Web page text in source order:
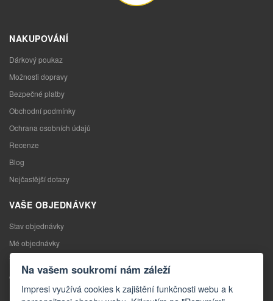
NAKUPOVÁNÍ
Dárkový poukaz
Možnosti dopravy
Bezpečné platby
Obchodní podmínky
Ochrana osobních údajů
Recenze
Blog
Nejčastější dotazy
VAŠE OBJEDNÁVKY
Stav objednávky
Mé objednávky
Výměna zboží
Odstoupení od kupní smlouvy
Reklamace
Na vašem soukromí nám záleží
Impresi využívá cookies k zajištění funkčnosti webu a k